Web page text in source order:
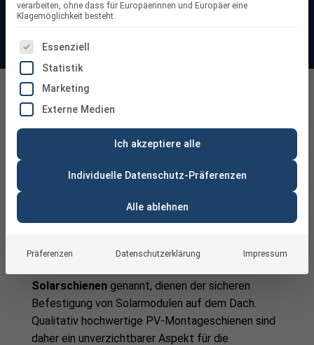
zuverlässige und langfristige Photovoltaik-Installation.
Solarschienen genannt, dienen der sicheren
Befestigung von Solarmodulen auf dem Dach.
Qualitativ hochwertige PV-Montageschienen sind
daher ein unverzichtbarer Aspekt für die
verarbeiten, ohne dass für Europäerinnen und Europäer eine
Klagemöglichkeit besteht.
ES FOLGT EINE LISTE DER SERVICE-GRUPPEN, FÜR
Essenziell
Statistik
Marketing
Externe Medien
Ich akzeptiere alle
Individuelle Datenschutz-Präferenzen
Alle ablehnen
Präferenzen Datenschutzerklärung Impressum